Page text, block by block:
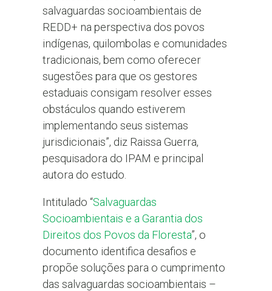
salvaguardas socioambientais de
REDD+ na perspectiva dos povos
indígenas, quilombolas e comunidades
tradicionais, bem como oferecer
sugestões para que os gestores
estaduais consigam resolver esses
obstáculos quando estiverem
implementando seus sistemas
jurisdicionais”, diz Raissa Guerra,
pesquisadora do IPAM e principal
autora do estudo.
Intitulado “Salvaguardas
Socioambientais e a Garantia dos
Direitos dos Povos da Floresta”, o
documento identifica desafios e
propõe soluções para o cumprimento
das salvaguardas socioambientais –